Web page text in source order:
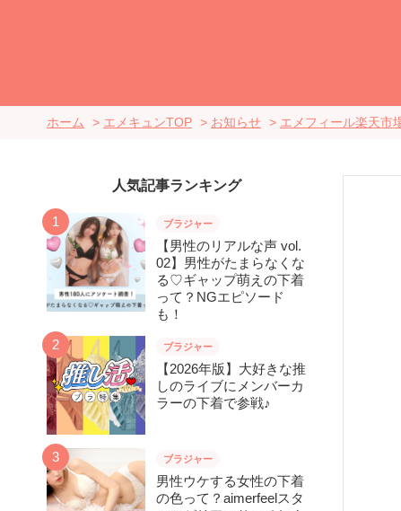
ホーム > エメキュンTOP > お知らせ > エメフィール楽天市
人気記事ランキング
ブラジャー
【男性のリアルな声 vol.
02】男性がたまらなくな
る♡ギャップ萌えの下着
って？NGエピソード
も！
ブラジャー
【2026年版】大好きな推
しのライブにメンバーカ
ラーの下着で参戦♪
ブラジャー
男性ウケする女性の下着
の色って？aimerfeelスタ